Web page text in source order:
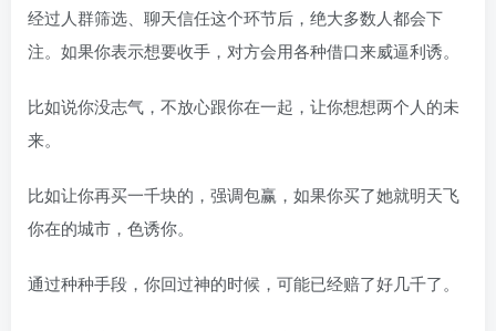
经过人群筛选、聊天信任这个环节后，绝大多数人都会下
注。如果你表示想要收手，对方会用各种借口来威逼利诱。
比如说你没志气，不放心跟你在一起，让你想想两个人的未
来。
比如让你再买一千块的，强调包赢，如果你买了她就明天飞
你在的城市，色诱你。
通过种种手段，你回过神的时候，可能已经赔了好几千了。